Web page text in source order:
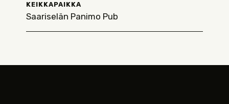
KEIKKAPAIKKA
Saariselän Panimo Pub